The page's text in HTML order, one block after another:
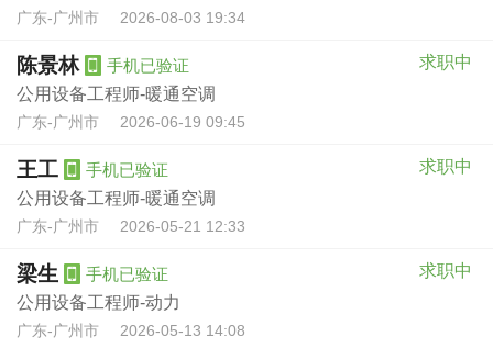
广东-广州市 2026-08-03 19:34
陈景林 手机已验证
求职中
公用设备工程师-暖通空调
广东-广州市 2026-06-19 09:45
王工 手机已验证
求职中
公用设备工程师-暖通空调
广东-广州市 2026-05-21 12:33
梁生 手机已验证
求职中
公用设备工程师-动力
广东-广州市 2026-05-13 14:08